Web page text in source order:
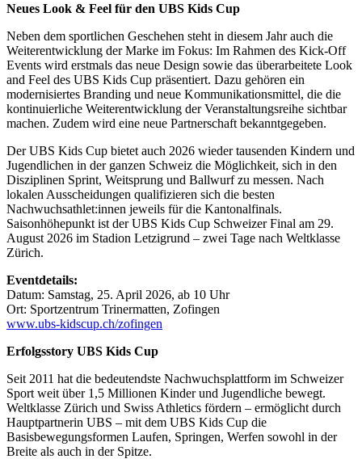
Neues Look & Feel für den UBS Kids Cup
Neben dem sportlichen Geschehen steht in diesem Jahr auch die
Weiterentwicklung der Marke im Fokus: Im Rahmen des Kick-Off
Events wird erstmals das neue Design sowie das überarbeitete Look
and Feel des UBS Kids Cup präsentiert. Dazu gehören ein
modernisiertes Branding und neue Kommunikationsmittel, die die
kontinuierliche Weiterentwicklung der Veranstaltungsreihe sichtbar
machen. Zudem wird eine neue Partnerschaft bekanntgegeben.
Der UBS Kids Cup bietet auch 2026 wieder tausenden Kindern und
Jugendlichen in der ganzen Schweiz die Möglichkeit, sich in den
Disziplinen Sprint, Weitsprung und Ballwurf zu messen. Nach
lokalen Ausscheidungen qualifizieren sich die besten
Nachwuchsathlet:innen jeweils für die Kantonalfinals.
Saisonhöhepunkt ist der UBS Kids Cup Schweizer Final am 29.
August 2026 im Stadion Letzigrund – zwei Tage nach Weltklasse
Zürich.
Eventdetails:
Datum: Samstag, 25. April 2026, ab 10 Uhr
Ort: Sportzentrum Trinermatten, Zofingen
www.ubs-kidscup.ch/zofingen
Erfolgsstory UBS Kids Cup
Seit 2011 hat die bedeutendste Nachwuchsplattform im Schweizer
Sport weit über 1,5 Millionen Kinder und Jugendliche bewegt.
Weltklasse Zürich und Swiss Athletics fördern – ermöglicht durch
Hauptpartnerin UBS – mit dem UBS Kids Cup die
Basisbewegungsformen Laufen, Springen, Werfen sowohl in der
Breite als auch in der Spitze.